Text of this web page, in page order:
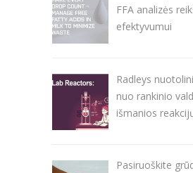
FFA analizės
efektyvumui
Radleys
nuo rankinio
išmanios
Pasiruoškite